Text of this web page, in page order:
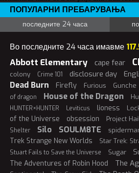
ПОПУЛАРНИ ПРЕБАРУВАЊА
последните 24 часа
Во последните 24 часа имавме
Abbott Elementary cape fear
colony Crime 101 disclosure day
Dead Burn
Firefly Furious Gunche
of dragon
House of the Dragon
HUNTER×HUNTER Leviticus lioness
of the Universe
obsession Project
Shelter Silo SOULM8TE
Trek Strange New Worlds
Star Trek:
Stuart Fails to Save the Universe Sugar
The Adventures of Robin Hood The